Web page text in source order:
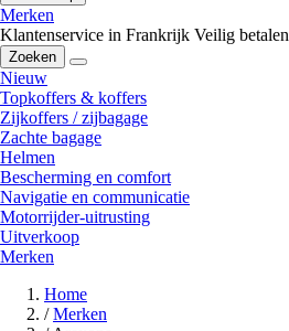
Merken
Klantenservice in Frankrijk Veilig betalen
Zoeken
Nieuw
Topkoffers & koffers
Zijkoffers / zijbagage
Zachte bagage
Helmen
Bescherming en comfort
Navigatie en communicatie
Motorrijder-uitrusting
Uitverkoop
Merken
Home
/ Merken